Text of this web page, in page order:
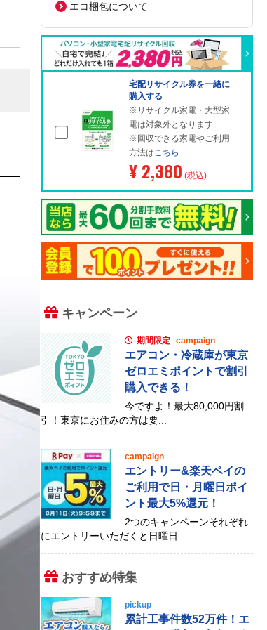
エコ梱包について
宅配リサイクル券を一緒に
購入する
※リサイクル家電・大型家
電は対象外となります
※回収できる家電やご利用
方法はこちら
¥ 2,380 (税込)
キャンペーン
期間限定 campaign
エアコン・冷蔵庫が東京
ゼロエミポイントで割引
購入できる！
今ですよ！最大80,000円割
引！東京にお住みの方は要...
campaign
エントリー&楽天ペイの
ご利用で日・月曜日ポイ
ント最大5%還元！
2つのキャンペーンそれぞれ
にエントリーいただくと日曜日...
おすすめ特集
pickup
累計工事件数52万件！エ